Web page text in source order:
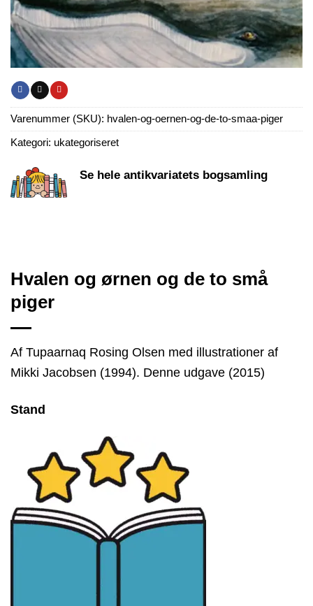
Varenummer (SKU): hvalen-og-oernen-og-de-to-smaa-piger
Kategori: ukategoriseret
Se hele antikvariatets bogsamling
Hvalen og ørnen og de to små
piger
Af Tupaarnaq Rosing Olsen med illustrationer af
Mikki Jacobsen (1994). Denne udgave (2015)
Stand